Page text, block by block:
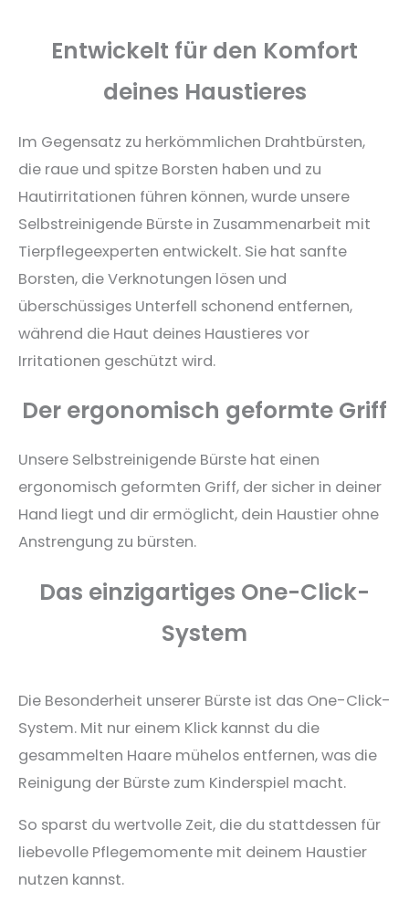
Entwickelt für den Komfort
deines Haustieres
Im Gegensatz zu herkömmlichen Drahtbürsten,
die raue und spitze Borsten haben und zu
Hautirritationen führen können, wurde unsere
Selbstreinigende Bürste in Zusammenarbeit mit
Tierpflegeexperten entwickelt. Sie hat sanfte
Borsten, die Verknotungen lösen und
überschüssiges Unterfell schonend entfernen,
während die Haut deines Haustieres vor
Irritationen geschützt wird.
Der ergonomisch geformte Griff
Unsere Selbstreinigende Bürste hat einen
ergonomisch geformten Griff, der sicher in deiner
Hand liegt und dir ermöglicht, dein Haustier ohne
Anstrengung zu bürsten.
Das einzigartiges One-Click-
System
Die Besonderheit unserer Bürste ist das One-Click-
System. Mit nur einem Klick kannst du die
gesammelten Haare mühelos entfernen, was die
Reinigung der Bürste zum Kinderspiel macht.
So sparst du wertvolle Zeit, die du stattdessen für
liebevolle Pflegemomente mit deinem Haustier
nutzen kannst.